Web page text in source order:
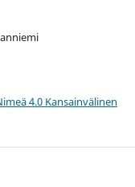
4.0 Kansainvälinen